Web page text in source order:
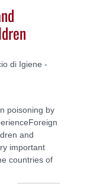
di Igiene -
poisoning by
and
important
countries of